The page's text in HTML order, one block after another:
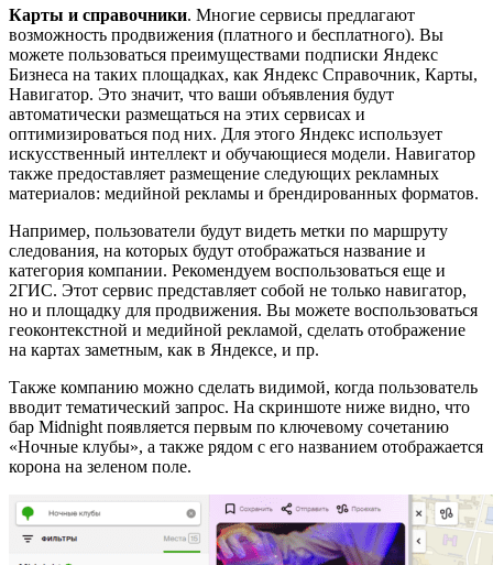
Карты и справочники. Многие сервисы предлагают
возможность продвижения (платного и бесплатного). Вы
можете пользоваться преимуществами подписки Яндекс
Бизнеса на таких площадках, как Яндекс Справочник, Карты,
Навигатор. Это значит, что ваши объявления будут
автоматически размещаться на этих сервисах и
оптимизироваться под них. Для этого Яндекс использует
искусственный интеллект и обучающиеся модели. Навигатор
также предоставляет размещение следующих рекламных
материалов: медийной рекламы и брендированных форматов.
Например, пользователи будут видеть метки по маршруту
следования, на которых будут отображаться название и
категория компании. Рекомендуем воспользоваться еще и
2ГИС. Этот сервис представляет собой не только навигатор,
но и площадку для продвижения. Вы можете воспользоваться
геоконтекстной и медийной рекламой, сделать отображение
на картах заметным, как в Яндексе, и пр.
Также компанию можно сделать видимой, когда пользователь
вводит тематический запрос. На скриншоте ниже видно, что
бар Midnight появляется первым по ключевому сочетанию
«Ночные клубы», а также рядом с его названием отображается
корона на зеленом поле.